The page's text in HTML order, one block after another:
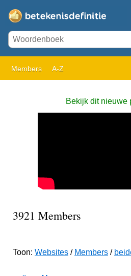
Members A-Z
Bekijk dit nieuwe
3921 Members
Toon: Websites / Members /